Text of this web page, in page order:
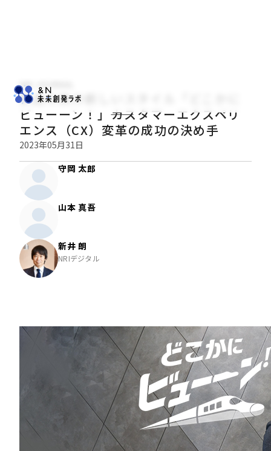
NRI JOURNAL
鉄道の旅の新しいスタイル「どこかに
ビューーン！」――カスタマーエクスペリ
エンス（CX）変革の成功の決め手
2023年05月31日
守岡 太郎
山本 真吾
新井 朗
NRIデジタル